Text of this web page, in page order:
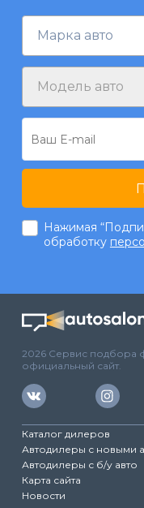
Марка авто
Модель авто
Нажимая
обработку
2026 Сервис подбора
официальный сайт.
Каталог дилеров
Автодилеры с новыми
Автодилеры с б/у авто
Карта сайта
Новости